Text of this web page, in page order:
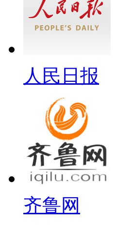
人民日报
齐鲁网